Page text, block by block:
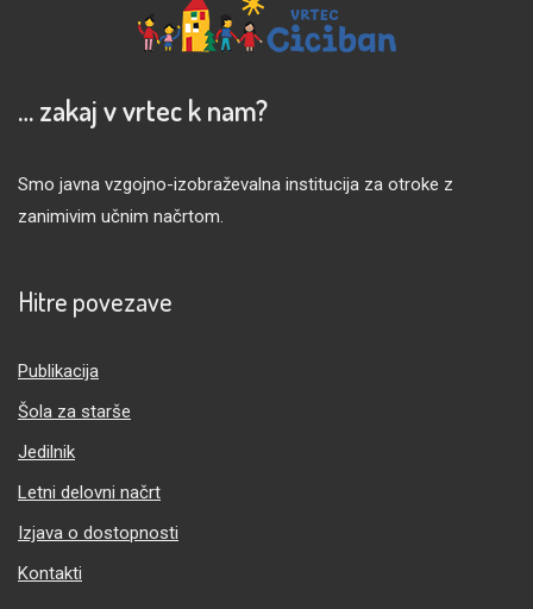
… zakaj v vrtec k nam?
Smo javna vzgojno-izobraževalna institucija za otroke z
zanimivim učnim načrtom.
Hitre povezave
Publikacija
Šola za starše
Jedilnik
Letni delovni načrt
Izjava o dostopnosti
Kontakti